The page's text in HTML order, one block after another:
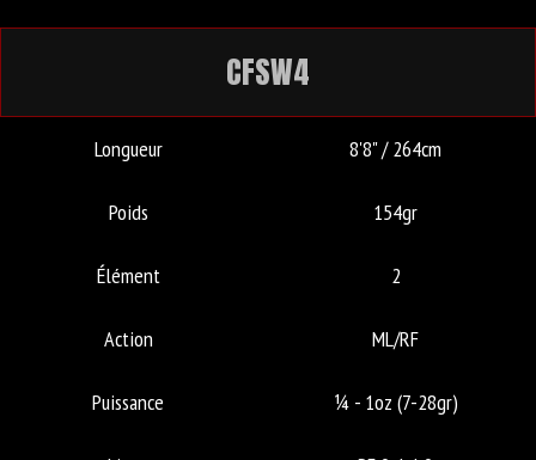
CFSW4
Longueur 8'8" / 264cm
Poids 154gr
Élément 2
Action ML/RF
Puissance ¼ - 1oz (7-28gr)